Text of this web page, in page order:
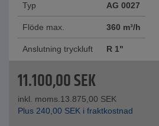
Typ AG 0027
Flöde max. 360 m³/h
Anslutning tryckluft R 1"
11.100,00SEK
inkl. moms.13.875,00 SEK
Plus 240,00 SEK i fraktkostnad